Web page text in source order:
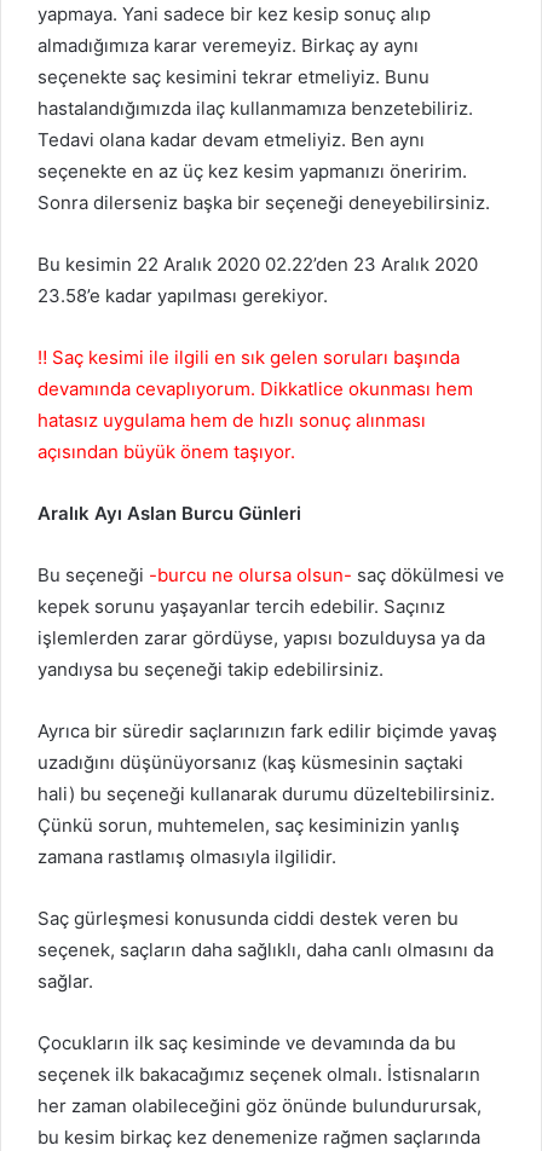
yapmaya. Yani sadece bir kez kesip sonuç alıp
almadığımıza karar veremeyiz. Birkaç ay aynı
seçenekte saç kesimini tekrar etmeliyiz. Bunu
hastalandığımızda ilaç kullanmamıza benzetebiliriz.
Tedavi olana kadar devam etmeliyiz. Ben aynı
seçenekte en az üç kez kesim yapmanızı öneririm.
Sonra dilerseniz başka bir seçeneği deneyebilirsiniz.
Bu kesimin 22 Aralık 2020 02.22’den 23 Aralık 2020
23.58’e kadar yapılması gerekiyor.
‼️ Saç kesimi ile ilgili en sık gelen soruları başında
devamında cevaplıyorum. Dikkatlice okunması hem
hatasız uygulama hem de hızlı sonuç alınması
açısından büyük önem taşıyor.
Aralık Ayı Aslan Burcu Günleri
Bu seçeneği -burcu ne olursa olsun- saç dökülmesi ve
kepek sorunu yaşayanlar tercih edebilir. Saçınız
işlemlerden zarar gördüyse, yapısı bozulduysa ya da
yandıysa bu seçeneği takip edebilirsiniz.
Ayrıca bir süredir saçlarınızın fark edilir biçimde yavaş
uzadığını düşünüyorsanız (kaş küsmesinin saçtaki
hali) bu seçeneği kullanarak durumu düzeltebilirsiniz.
Çünkü sorun, muhtemelen, saç kesiminizin yanlış
zamana rastlamış olmasıyla ilgilidir.
Saç gürleşmesi konusunda ciddi destek veren bu
seçenek, saçların daha sağlıklı, daha canlı olmasını da
sağlar.
Çocukların ilk saç kesiminde ve devamında da bu
seçenek ilk bakacağımız seçenek olmalı. İstisnaların
her zaman olabileceğini göz önünde bulundurursak,
bu kesim birkaç kez denemenize rağmen saçlarında